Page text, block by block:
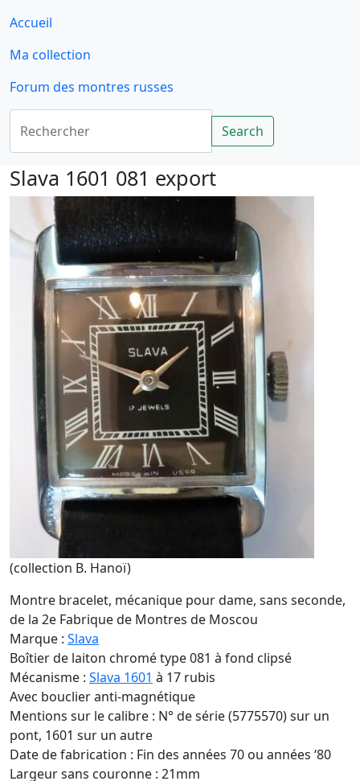
Accueil
Ma collection
Forum des montres russes
Rechercher
Search
Slava 1601 081 export
(collection B. Hanoï)
Montre bracelet, mécanique pour dame, sans seconde,
de la 2e Fabrique de Montres de Moscou
Marque : Slava
Boîtier de laiton chromé type 081 à fond clipsé
Mécanisme : Slava 1601 à 17 rubis
Avec bouclier anti-magnétique
Mentions sur le calibre : N° de série (5775570) sur un
pont, 1601 sur un autre
Date de fabrication : Fin des années 70 ou années ‘80
Largeur sans couronne : 21mm